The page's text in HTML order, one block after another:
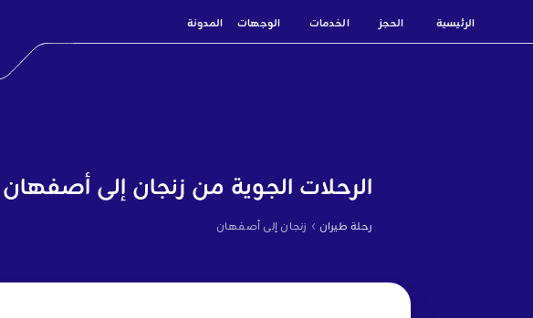
الرئيسية الحجز الخدمات الوجهات المدونة
الرحلات الجوية من زنجان إلى أصفهان
رحلة طيران › زنجان إلى أصفهان